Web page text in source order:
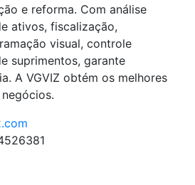
e reforma. Com análise
ativos, fiscalização,
visual, controle
suprimentos, garante
A VGVIZ obtém os melhores